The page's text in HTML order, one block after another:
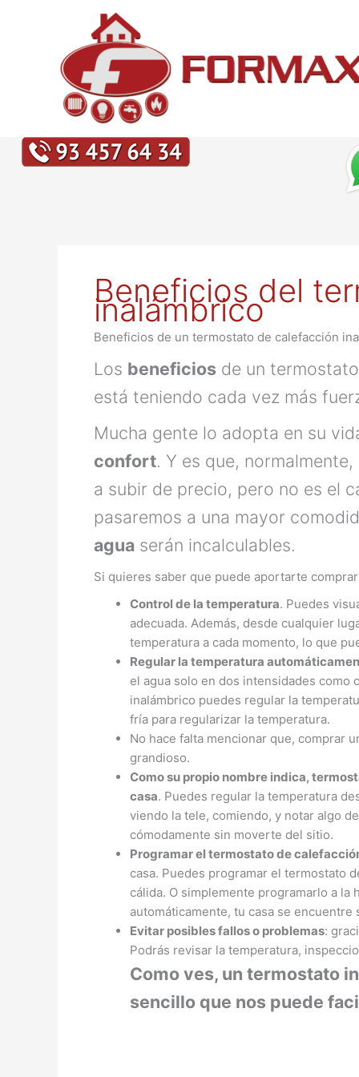
Beneficios del
inalámbrico
Beneficios de un termostato de calefacción
Los beneficios de un
está teniendo cada vez más
Mucha gente lo adopta en su
confort. Y es que,
a subir de precio, pero no es el
pasaremos a una mayor
agua serán incalculables.
Si quieres saber que puede aportarte
Control de la temperatura. Puedes
adecuada. Además, desde cualquier
temperatura a cada momento, lo que
Regular la temperatura
el agua solo en dos intensidades
inalámbrico puedes regular la
fría para regularizar la temperatura.
No hace falta mencionar que, comprar
grandioso.
Como su propio nombre indica,
casa. Puedes regular la temperatura
viendo la tele, comiendo, y notar algo
cómodamente sin moverte del sitio.
Programar el termostato de
casa. Puedes programar el termostato
cálida. O simplemente programarlo a
automáticamente, tu casa se encuentre
Evitar posibles fallos o problemas:
Podrás revisar la temperatura,
Como ves, un termostato
sencillo que nos puede